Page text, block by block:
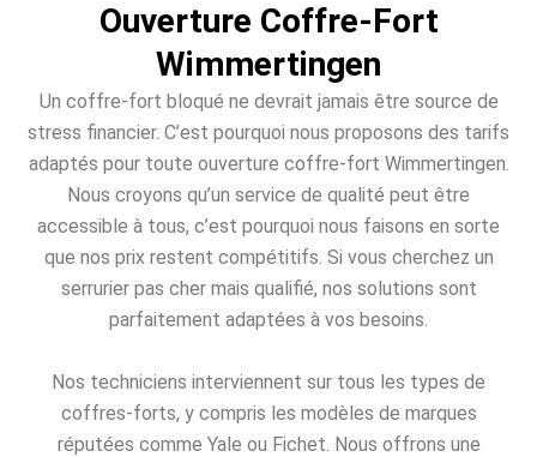
Ouverture Coffre-Fort
Wimmertingen
Un coffre-fort bloqué ne devrait jamais être source de
stress financier. C’est pourquoi nous proposons des tarifs
adaptés pour toute ouverture coffre-fort Wimmertingen.
Nous croyons qu’un service de qualité peut être
accessible à tous, c’est pourquoi nous faisons en sorte
que nos prix restent compétitifs. Si vous cherchez un
serrurier pas cher mais qualifié, nos solutions sont
parfaitement adaptées à vos besoins.
Nos techniciens interviennent sur tous les types de
coffres-forts, y compris les modèles de marques
réputées comme Yale ou Fichet. Nous offrons une